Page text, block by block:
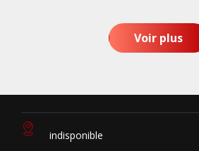
Voir plus
indisponible